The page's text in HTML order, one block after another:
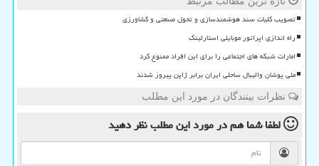
تصویب کلیات سند هوشمندسازی و تحول صنعتی و کشاورزی
راه اندازی اپراتور موبایلی استارلینک
امارات شبکه های اجتماعی را برای این افراد ممنوع کرد
ملی پوشان والیبال ساحلی ایران برابر ژاپن پیروز شدند
نظرات بینندگان در مورد این مطلب
لطفا شما همدر مورد این مطلبنظر دهید